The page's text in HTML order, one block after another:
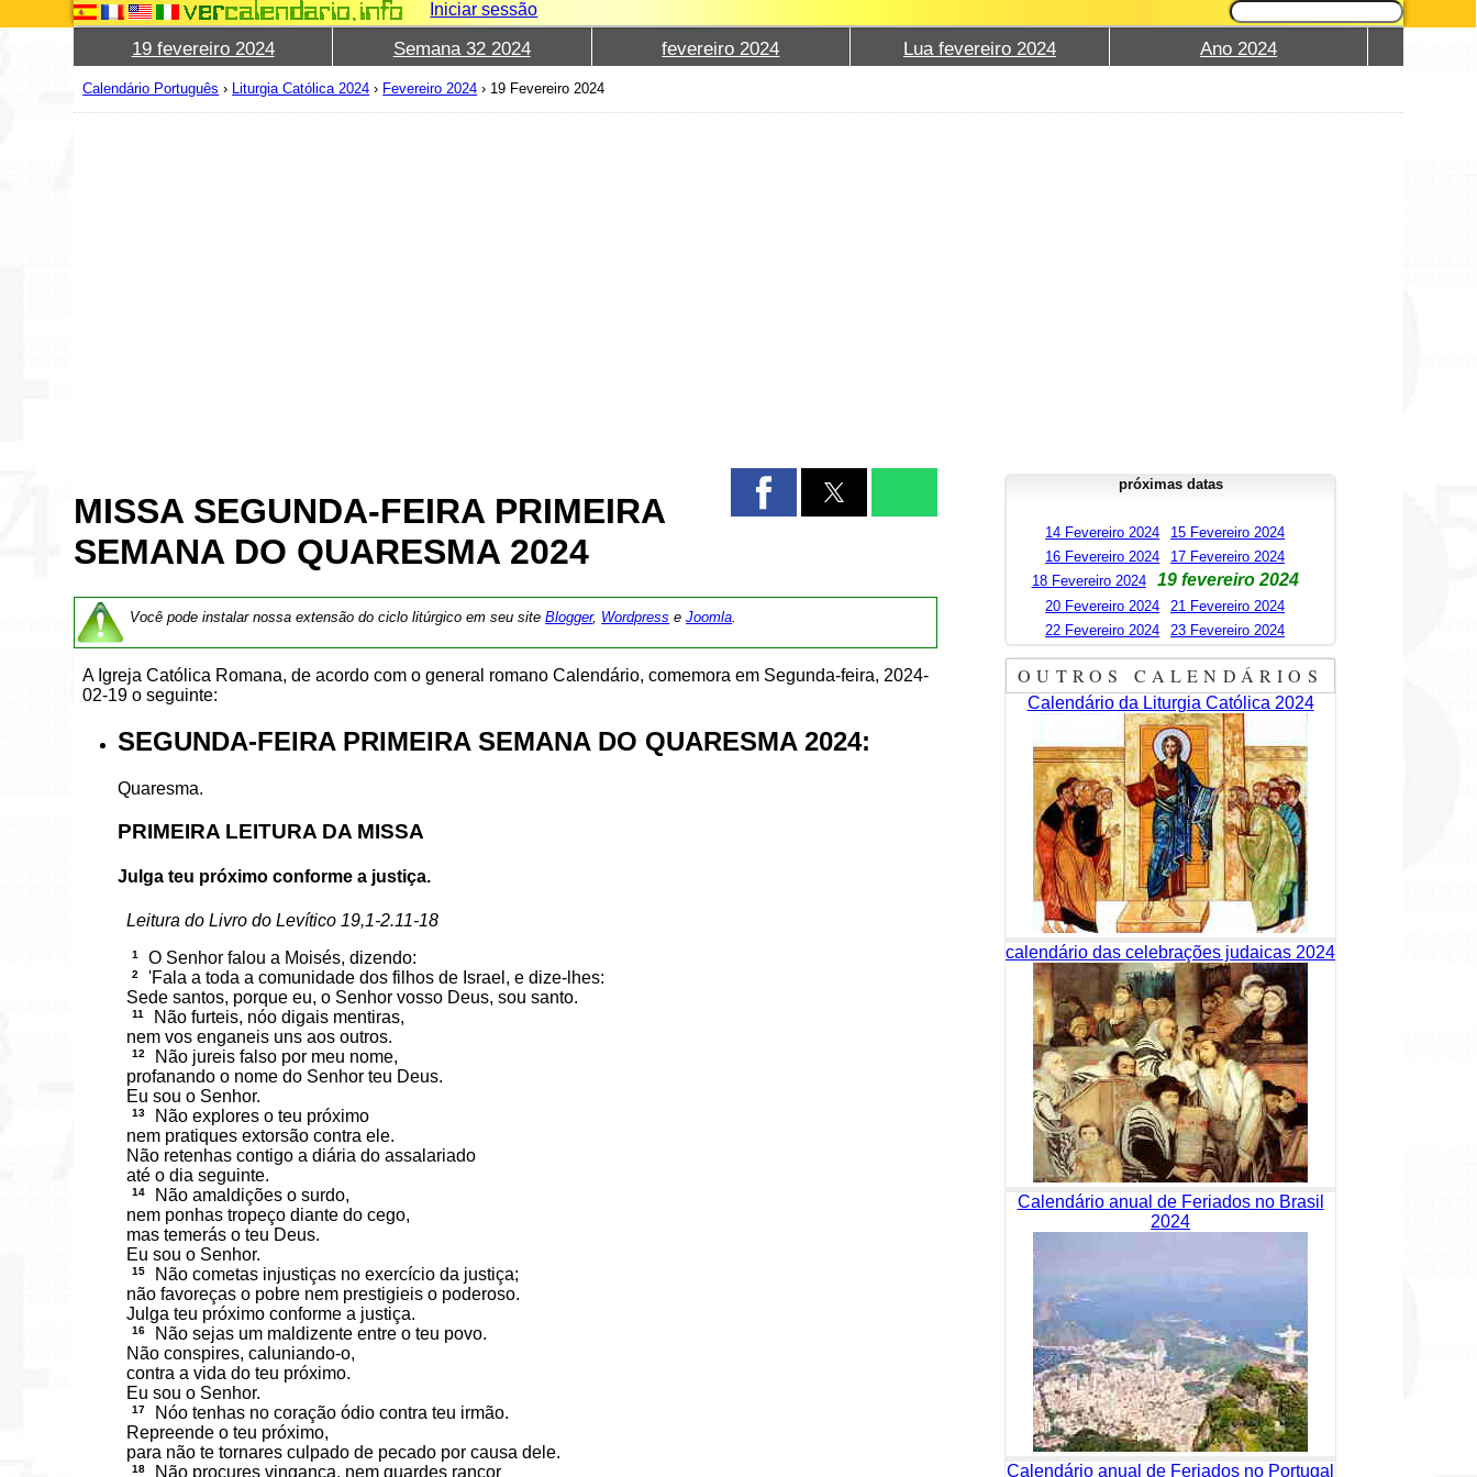
Iniciar sessão
19 fevereiro 2024 Semana 32 2024 fevereiro 2024 Lua fevereiro 2024 Ano 2024
Calendário Português › Liturgia Católica 2024 › Fevereiro 2024 › 19 Fevereiro 2024
MISSA SEGUNDA-FEIRA PRIMEIRA
SEMANA DO QUARESMA 2024
Você pode instalar nossa extensão do ciclo litúrgico em seu siteBlogger, Wordpress eJoomla
A Igreja Católica Romana, de acordo com o general romano Calendário, comemora em Segunda-feira, 2024-
02-19 o seguinte:
SEGUNDA-FEIRA PRIMEIRA SEMANA DO QUARESMA 2024:
Quaresma.
PRIMEIRA LEITURA DA MISSA
Julga teu próximo conforme a justiça.
Leitura do Livro do Levítico 19,1-2.11-18
1 O Senhor falou a Moisés, dizendo:
2
'Fala a toda a comunidade dos filhos de Israel, e dize-lhes:
Sede santos, porque eu, o Senhor vosso Deus, sou santo.
11
Não furteis, nóo digais mentiras,
nem vos enganeis uns aos outros.
12
Não jureis falso por meu nome,
profanando o nome do Senhor teu Deus.
Eu sou o Senhor.
13
Não explores o teu próximo
nem pratiques extorsão contra ele.
Não retenhas contigo a diária do assalariado
até o dia seguinte.
14
Não amaldições o surdo,
nem ponhas tropeço diante do cego,
mas temerás o teu Deus.
Eu sou o Senhor.
15
Não cometas injustiças no exercício da justiça;
não favoreças o pobre nem prestigieis o poderoso.
Julga teu próximo conforme a justiça.
16
Não sejas um maldizente entre o teu povo.
Não conspires, caluniando-o,
contra a vida do teu próximo.
Eu sou o Senhor.
17
Nóo tenhas no coração ódio contra teu irmão.
Repreende o teu próximo,
para não te tornares culpado de pecado por causa dele.
18 Não procures vingança, nem guardes rancor
próximas datas
14 Fevereiro 2024
15 Fevereiro 2024
16 Fevereiro 2024
17 Fevereiro 2024
18 Fevereiro 2024
19 fevereiro 2024
20 Fevereiro 2024
21 Fevereiro 2024
22 Fevereiro 2024
23 Fevereiro 2024
OUTROS CALENDÁRIOS
Calendário da Liturgia Católica 2024
calendário das celebrações judaicas 2024
Calendário anual de Feriados no Brasil
2024
Calendário anual de Feriados no Portugal